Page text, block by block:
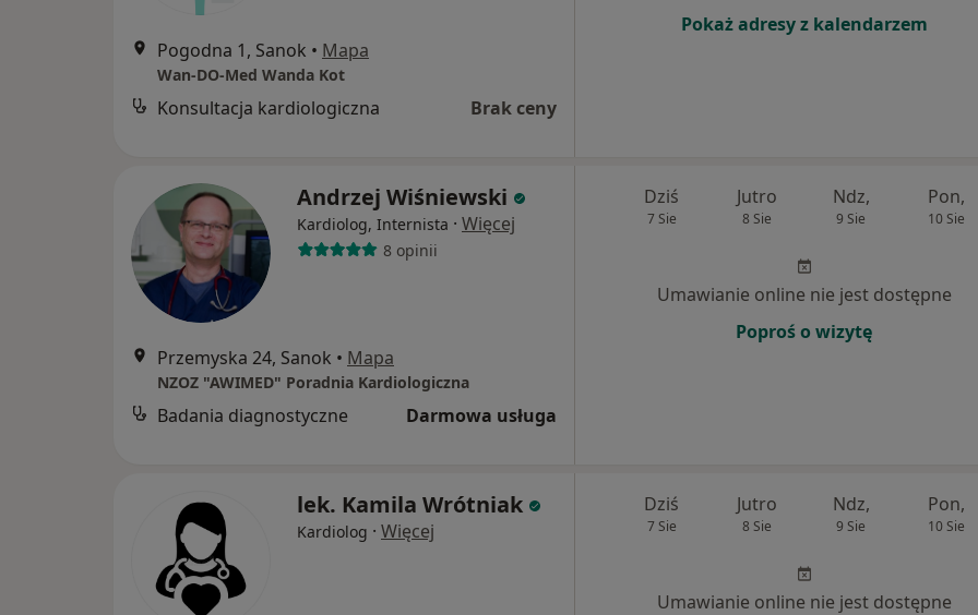
Pogodna 1, Sanok • Mapa
Wan-DO-Med Wanda Kot
Konsultacja kardiologiczna Brak ceny
Pokaż adresy z kalendarzem
Andrzej Wiśniewski
Kardiolog, Internista · Więcej
8 opinii
Przemyska 24, Sanok • Mapa
NZOZ "AWIMED" Poradnia Kardiologiczna
Badania diagnostyczne Darmowa usługa
Dziś
7 Sie
Jutro
8 Sie
Ndz,
9 Sie
Pon,
10 Sie
Umawianie online nie jest dostępne
Poproś o wizytę
lek. Kamila Wrótniak
Kardiolog · Więcej
Dziś
7 Sie
Jutro
8 Sie
Ndz,
9 Sie
Pon,
10 Sie
Umawianie online nie jest dostępne